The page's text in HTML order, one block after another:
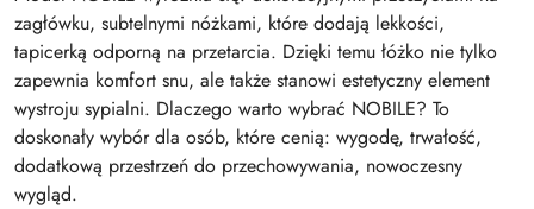
zagłówku, subtelnymi nóżkami, które dodają lekkości,
tapicerką odporną na przetarcia. Dzięki temu łóżko nie tylko
zapewnia komfort snu, ale także stanowi estetyczny element
wystroju sypialni. Dlaczego warto wybrać NOBILE? To
doskonały wybór dla osób, które cenią: wygodę, trwałość,
dodatkową przestrzeń do przechowywania, nowoczesny
wygląd.